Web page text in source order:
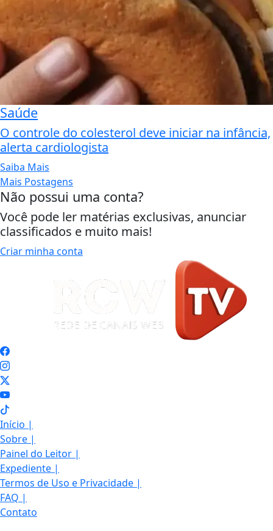
Saúde
O controle do colesterol deve iniciar na infância,
alerta cardiologista
Saiba Mais
Mais Postagens
Não possui uma conta?
Você pode ler matérias exclusivas, anunciar
classificados e muito mais!
Criar minha conta
Início |
Sobre |
Painel do Leitor |
Expediente |
Termos de Uso e Privacidade |
FAQ |
Contato